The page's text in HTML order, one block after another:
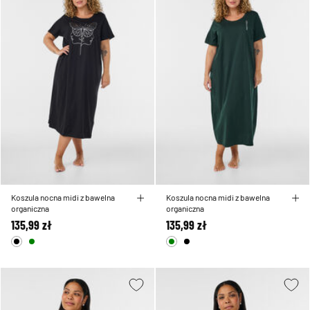
Koszula nocna midi z bawelna
organiczna
135,99 zł
Koszula nocna midi z bawelna
organiczna
135,99 zł